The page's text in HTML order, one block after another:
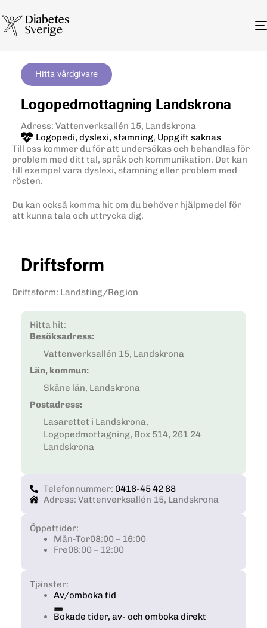
Hitta vårdgivare
Logopedmottagning Landskrona
Adress: Vattenverksallén 15, Landskrona
Logopedi, dyslexi, stamning, Uppgift saknas
Till oss kommer du för att undersökas och behandlas för
problem med ditt tal, språk och kommunikation. Det kan
till exempel vara dyslexi, stamning eller problem med
rösten.
Du kan också komma hit om du behöver hjälpmedel för
att kunna tala och uttrycka dig.
Driftsform
Driftsform: Landsting/Region
Hitta hit:
Besöksadress:
Vattenverksallén 15, Landskrona
Län, kommun:
Skåne län, Landskrona
Postadress:
Lasarettet i Landskrona,
Logopedmottagning, Box 514, 261 24
Landskrona
Telefonnummer: 0418-45 42 88
Adress: Vattenverksallén 15, Landskrona
Öppettider:
Mån-Tor08:00 – 16:00
Fre08:00 – 12:00
Tjänster:
Av/omboka tid
Bokade tider, av- och omboka direkt